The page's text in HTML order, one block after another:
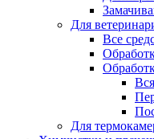
Для
Все
Для